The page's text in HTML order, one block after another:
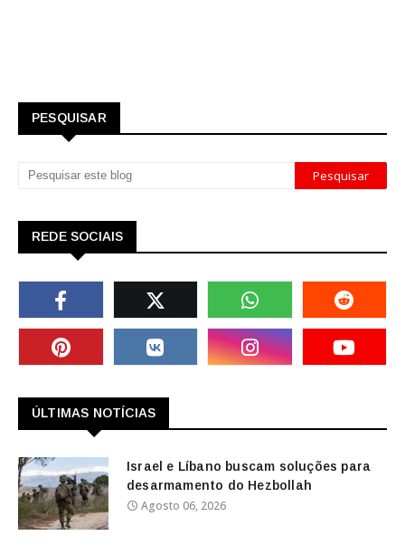
PESQUISAR
REDE SOCIAIS
ÚLTIMAS NOTÍCIAS
Israel e Líbano buscam soluções para
desarmamento do Hezbollah
Agosto 06, 2026